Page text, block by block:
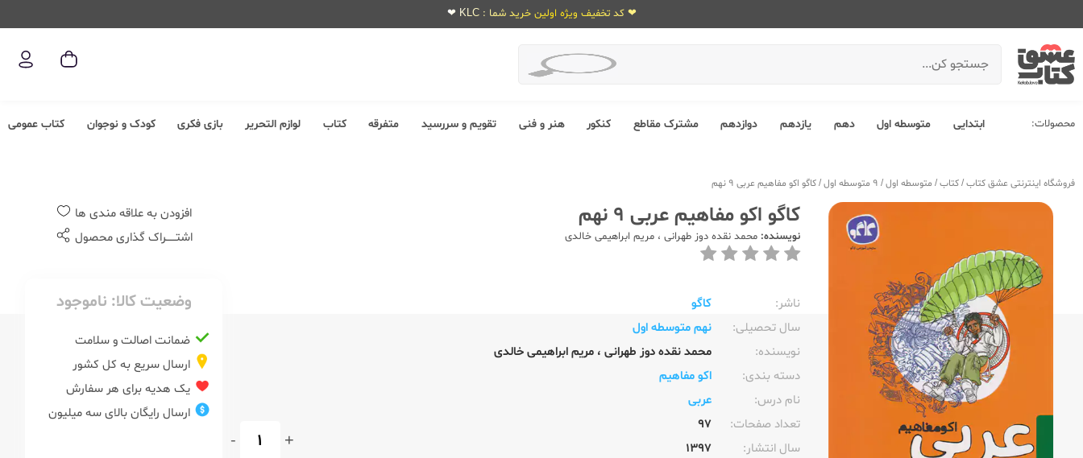
❤ کد تخفیف ویژه اولین خرید شما : KLC ❤
محصولات: ابتدایی متوسطه اول دهم یازدهم دوازدهم مشترک مقاطع کنکور هنر و فنی تقویم و سررسید متفرقه کتاب لوازم التحریر بازی فکری کودک و نوجوان کتاب عمومی
فروشگاه اینترنتی عشق کتاب/کتاب/ متوسطه اول/ 9 متوسطه اول /کاگو اکو مفاهیم عربی 9 نهم
کاگو اکو مفاهیم عربی 9 نهم
نویسنده: محمد نقده دوز طهرانی ، مریم ابراهیمی خالدی
ناشر:‌
کاگو
سال تحصیلی:‌
نهم متوسطه اول
نویسنده:‌
محمد نقده دوز طهرانی ، مریم ابراهیمی خالدی
دسته بندی:
اکو مفاهیم
نام درس:
عربی
تعداد صفحات:‌
97
سال انتشار:‌
1397
+
-
افزودن به علاقه مندی ها
اشتــــــراک گذاری محصول
وضعیت کالا: ناموجود
ضمانت اصالت و سلامت
ارسال سریع به کل کشور
یک هدیه برای هر سفارش
ارسال رایگان بالای سه میلیون